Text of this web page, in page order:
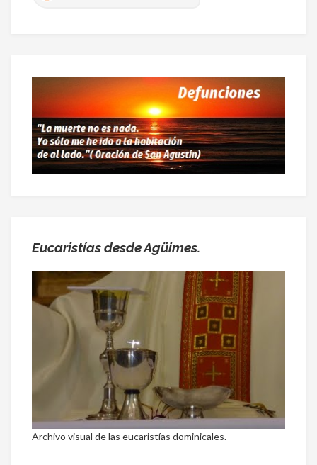
Eucaristías desde Agüimes.
Archivo visual de las eucaristías dominicales.